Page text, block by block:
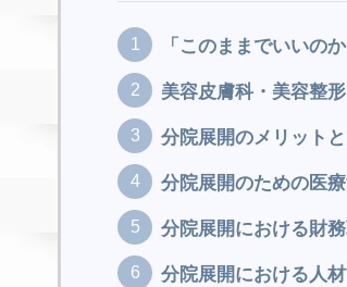
「このままでいいの
美容皮膚科・美容整
分院展開のメリット
分院展開のための医
分院展開における財
分院展開における人